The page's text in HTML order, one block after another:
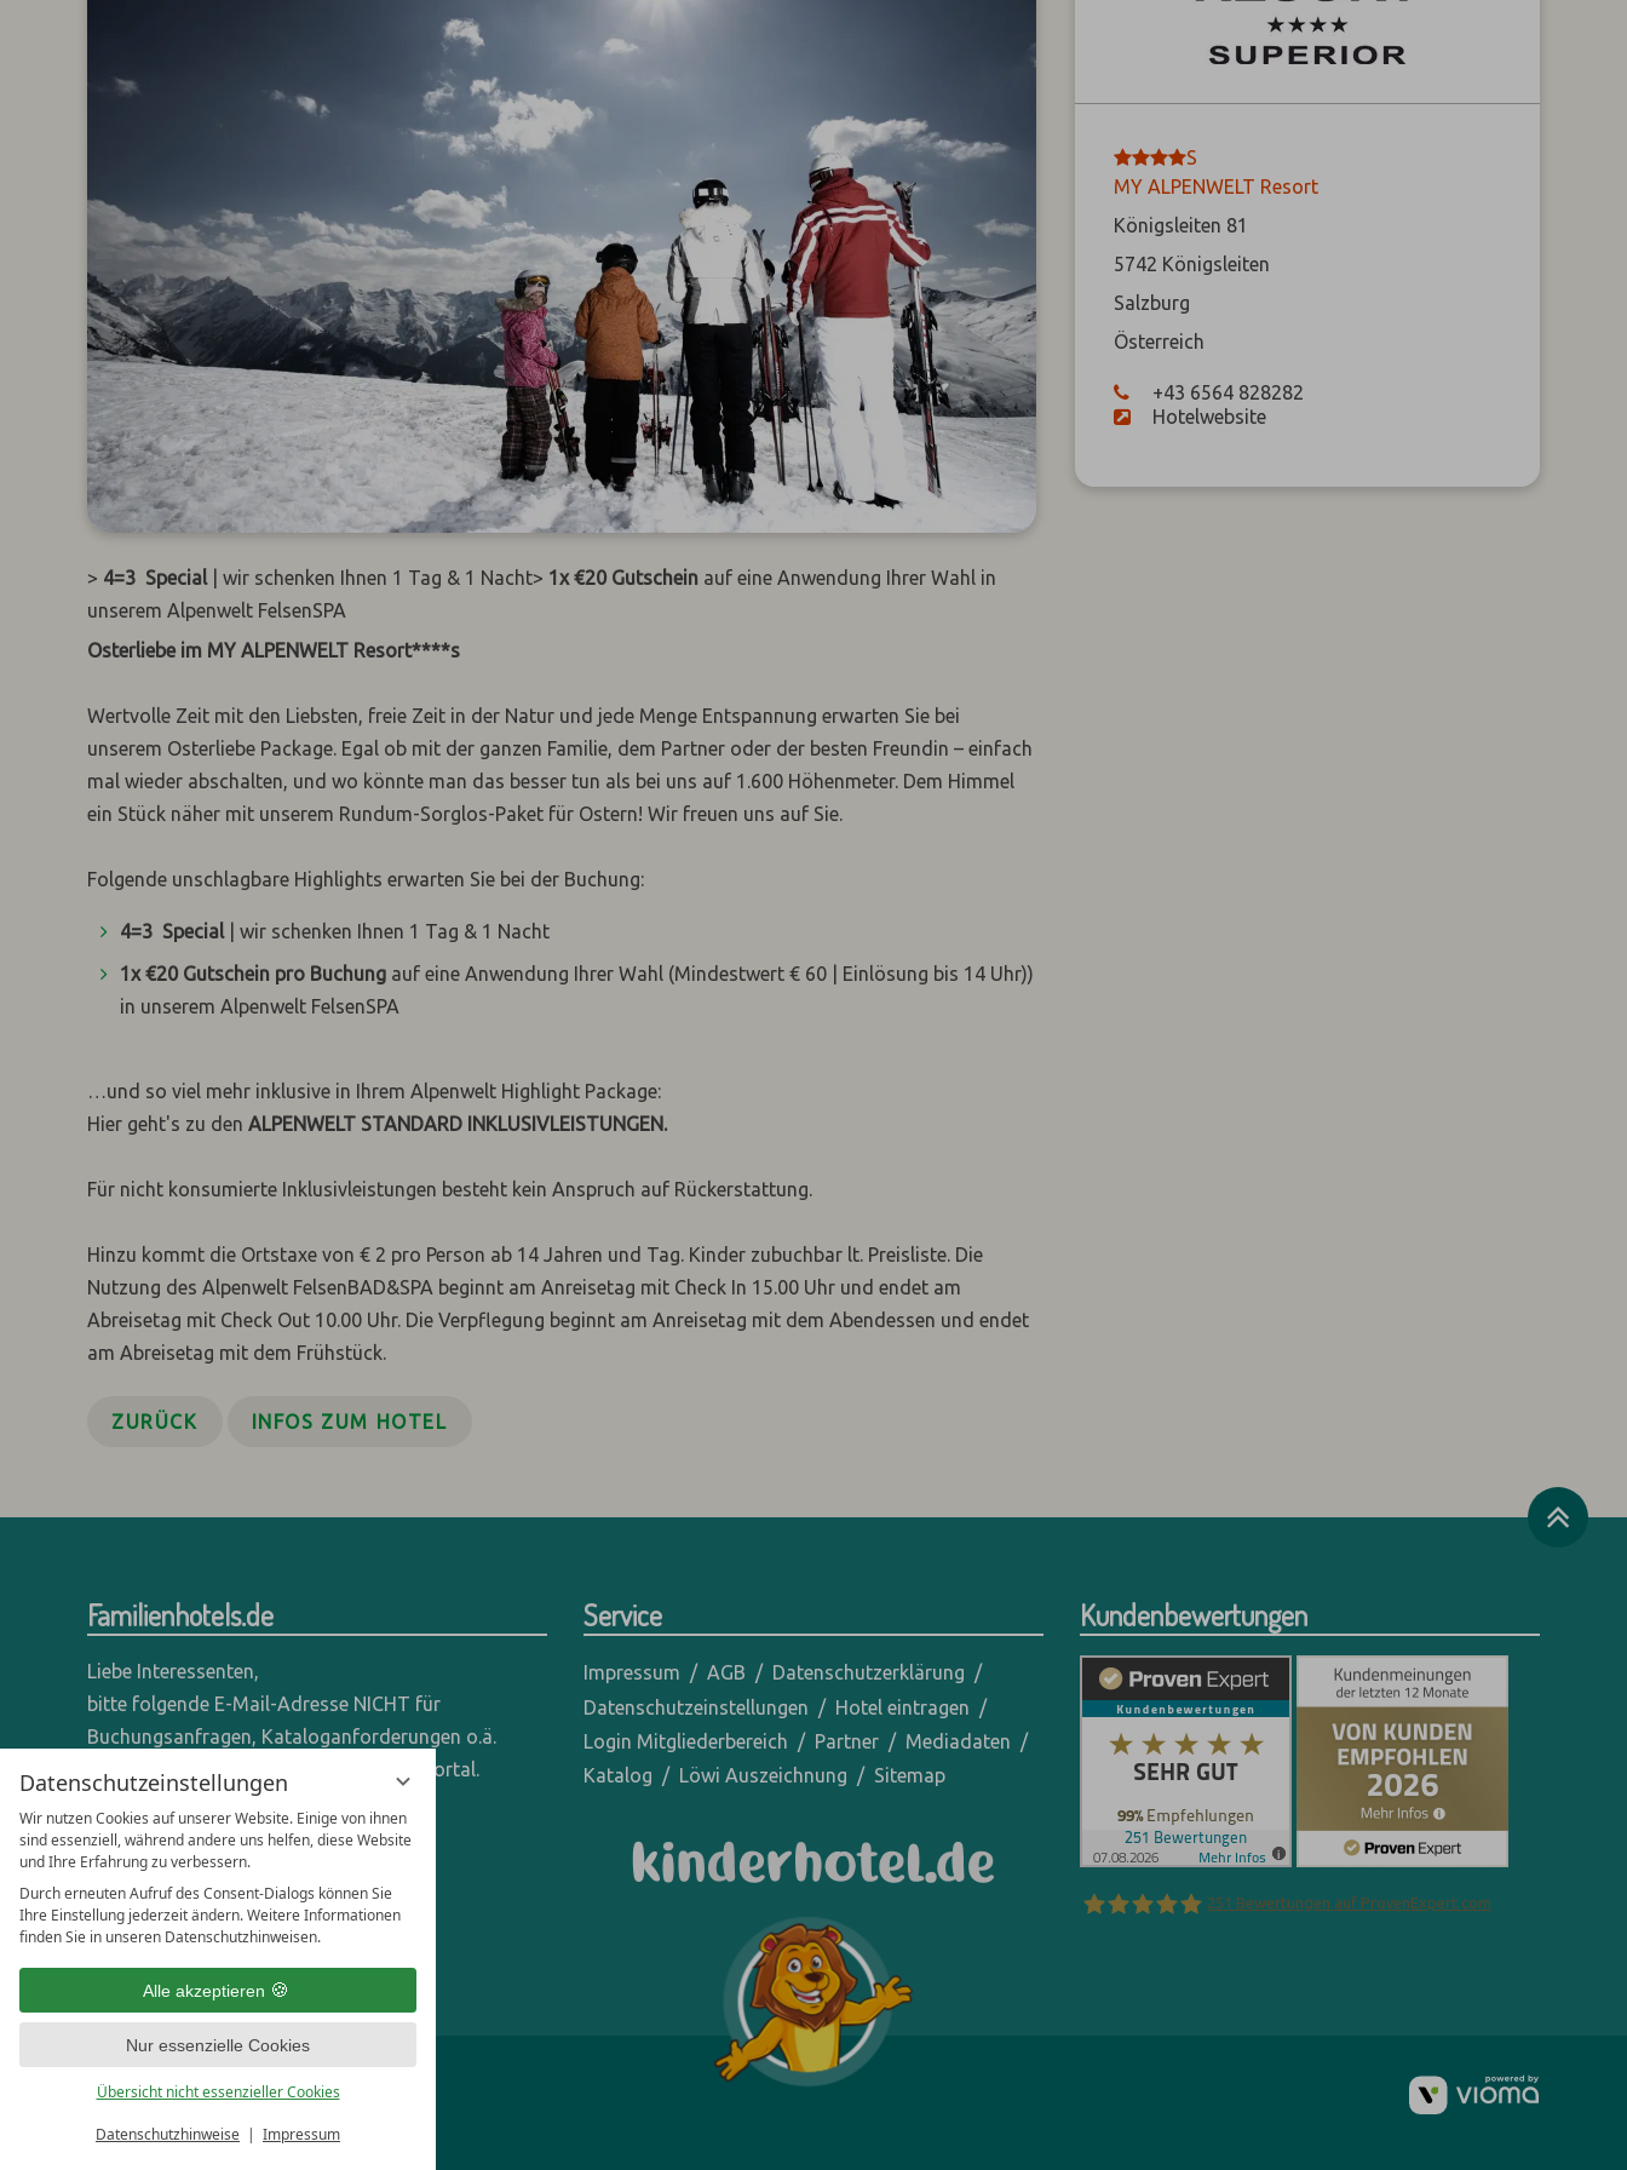
Datenschutzeinstellungen
Wir nutzen Cookies auf unserer Website. Einige von ihnen
sind essenziell, während andere uns helfen, diese Website
und Ihre Erfahrung zu verbessern.
Durch erneuten Aufruf des Consent-Dialogs können Sie
Ihre Einstellung jederzeit ändern. Weitere Informationen
finden Sie in unseren Datenschutzhinweisen.
Alle akzeptieren
Nur essenzielle Cookies
Übersicht nicht essenzieller Cookies
Datenschutzhinweise Impressum
> 4=3 Special | wir schenken Ihnen 1 Tag & 1 Nacht> 1x €20 Gutschein auf eine Anwendung Ihrer Wahl in
unserem Alpenwelt FelsenSPA
Osterliebe im MY ALPENWELT Resort****s
Wertvolle Zeit mit den Liebsten, freie Zeit in der Natur und jede Menge Entspannung erwarten Sie bei
unserem Osterliebe Package. Egal ob mit der ganzen Familie, dem Partner oder der besten Freundin – einfach
mal wieder abschalten, und wo könnte man das besser tun als bei uns auf 1.600 Höhenmeter. Dem Himmel
ein Stück näher mit unserem Rundum-Sorglos-Paket für Ostern! Wir freuen uns auf Sie.
Folgende unschlagbare Highlights erwarten Sie bei der Buchung:
4=3 Special
| wir schenken Ihnen 1 Tag & 1 Nacht
1x €20 Gutschein pro Buchung auf eine Anwendung Ihrer Wahl (Mindestwert € 60 | Einlösung bis 14 Uhr))
in unserem Alpenwelt FelsenSPA
…und so viel mehr inklusive in Ihrem Alpenwelt Highlight Package:
Hier geht's zu den ALPENWELT STANDARD INKLUSIVLEISTUNGEN.
Für nicht konsumierte Inklusivleistungen besteht kein Anspruch auf Rückerstattung.
Hinzu kommt die Ortstaxe von € 2 pro Person ab 14 Jahren und Tag. Kinder zubuchbar lt. Preisliste. Die
Nutzung des Alpenwelt FelsenBAD&SPA beginnt am Anreisetag mit Check In 15.00 Uhr und endet am
Abreisetag mit Check Out 10.00 Uhr. Die Verpflegung beginnt am Anreisetag mit dem Abendessen und endet
am Abreisetag mit dem Frühstück.
****
S
MY ALPENWELT Resort
Königsleiten 81
5742 Königsleiten
Salzburg
Österreich
+43 6564 828282
Hotelwebsite
ZURÜCK INFOS ZUM HOTEL
Familienhotels.de
Liebe Interessenten,
bitte folgende E-Mail-Adresse NICHT für
Buchungsanfragen, Kataloganforderungen o.ä.
verwenden - wir sind ein reines Online-Portal.
Anfragen dieser Art bitte direkt an die
entsprechenden Hotels senden.
Anfragen für Hoteliers & Agenturen:
office@familienhotels.de
Service
Impressum AGB
Datenschutzerklärung
Datenschutzeinstellungen
Hotel eintragen
Login Mitgliederbereich
Partner
Mediadaten
Katalog
Löwi Auszeichnung Sitemap
Kundenbewertungen
251 Bewertungen auf ProvenExpert.com